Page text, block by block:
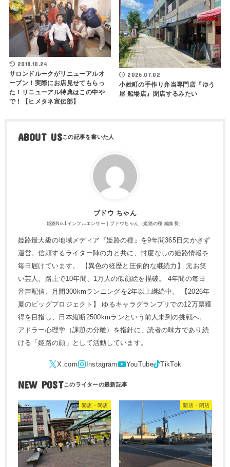
2018.10.24
サロンドルークがリニューアルオ
ープン！実際にお店見せてもらっ
た！リニューアル特典はこの中や
で！【ヒメタネ宣伝部】
2026.07.02
小姓町の手作り弁当専門店『ゆう
屋 船場店』閉店するみたい
ABOUT US
ブドウ ちゃん
姫路No.1インフルエンサー｜ブドウちゃん（姫路の種 編集長）
姫路最大級の地域メディア『姫路の種』を9年間365日欠かさず
運営。信頼するライター陣の力と共に、忖度なしの姫路情報を
毎日届けています。 【異色の経歴と圧倒的な継続力】 元お笑
い芸人。路上で10年間、1万人の似顔絵を描破。 4年間の毎日
音声配信、月間300kmランニングを2年以上継続中。 【2026年
夏のビッグプロジェクト】 ゆるキャラグランプリでの12万票獲
得を目指し、日本縦断2500kmランという前人未到の挑戦へ。
アドラー心理学（課題の分離）を指針に、読者の味方であり続
ける「姫路の顔」として活動しています。
NEW POST
開店・閉店 開店・閉店